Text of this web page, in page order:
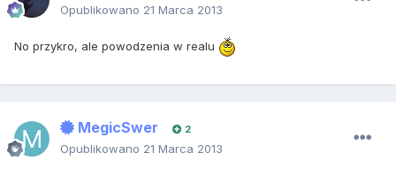
Opublikowano 21 Marca 2013
No przykro, ale powodzenia w realu
MegicSwer 2
Opublikowano 21 Marca 2013